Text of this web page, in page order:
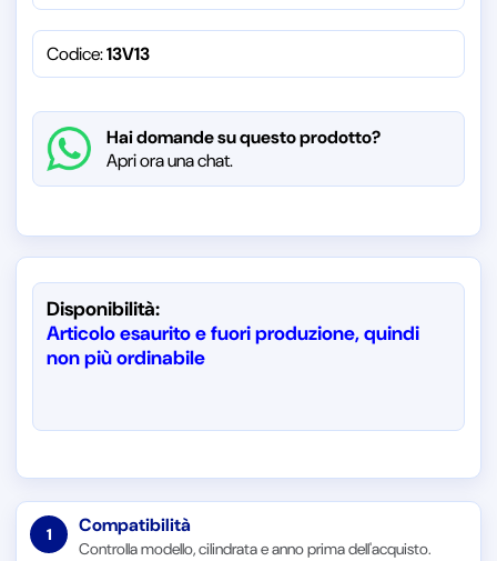
Codice:13V13
Hai domande su questo prodotto?
Apri ora una chat.
Disponibilità:
Articolo esaurito e fuori produzione, quindi
non più ordinabile
1 Compatibilità
Controlla modello, cilindrata e anno prima dell'acquisto.